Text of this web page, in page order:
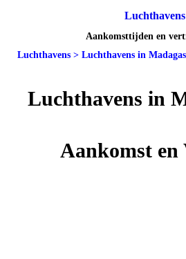
Luchthavens
Aankomsttijden en
Luchthavens > Luchthavens in
Luchthavens in
Aankomst en